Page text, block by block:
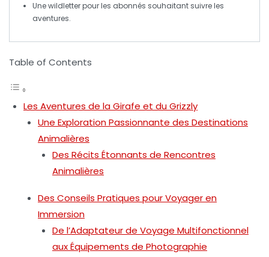
Unewildletterpour les abonnés souhaitant suivre les
aventures.
Table of Contents
Les Aventures de la Girafe et du Grizzly
Une Exploration Passionnante des Destinations
Animalières
Des Récits Étonnants de Rencontres
Animalières
Des Conseils Pratiques pour Voyager en
Immersion
De l’Adaptateur de Voyage Multifonctionnel
aux Équipements de Photographie